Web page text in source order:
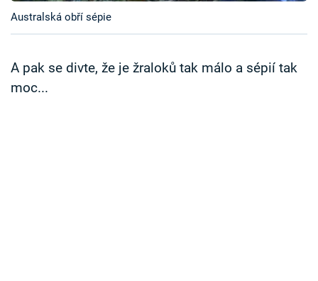
Sledujte nás
Australská obří sépie
A pak se divte, že je žraloků tak málo a sépií tak
moc...